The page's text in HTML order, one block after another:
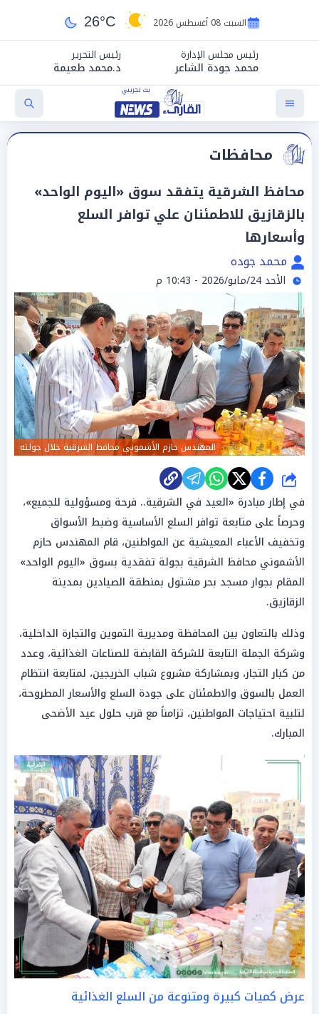
السبت 08 أغسطس 2026 26°C
رئيس مجلس الإدارة
محمد جودة الشاعر
رئيس التحرير
د.محمد طعيمة
محافظات
محافظ الشرقية يتفقد سوق «اليوم الواحد»
بالزقازيق للاطمئنان علي توافر السلع
وأسعارها
محمد جوده
الأحد 24/مايو/2026 - 10:43 م
المهندس حازم الأشموني محافظ الشرقية خلال جولته
شارك
في إطار مبادرة «العيد في الشرقية.. فرحة ومسؤولية للجميع»،
وحرصاً على متابعة توافر السلع الأساسية وضبط الأسواق
وتخفيف الأعباء المعيشية عن المواطنين، قام المهندس حازم
الأشموني محافظ الشرقية بجولة تفقدية بسوق «اليوم الواحد»
المقام بجوار مسجد بحر مشتول بمنطقة الصيادين بمدينة
الزقازيق.
وذلك بالتعاون بين المحافظة ومديرية التموين والتجارة الداخلية،
وشركة الجملة التابعة للشركة القابضة للصناعات الغذائية، وعدد
من كبار التجار، وبمشاركة مشروع شباب الخريجين، لمتابعة انتظام
العمل بالسوق والاطمئنان على جودة السلع والأسعار المطروحة،
لتلبية احتياجات المواطنين، تزامناً مع قرب حلول عيد الأضحى
المبارك.
عرض كميات كبيرة ومتنوعة من السلع الغذائية